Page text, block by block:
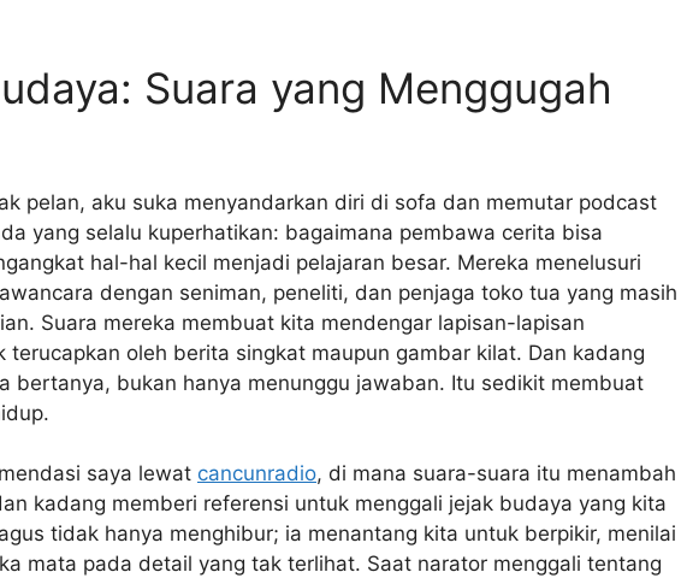
Suara yang Menggugah
pelan, aku suka menyandarkan diri di sofa dan memutar podcast
yang selalu kuperhatikan: bagaimana pembawa cerita bisa
hal-hal kecil menjadi pelajaran besar. Mereka menelusuri
dengan seniman, peneliti, dan penjaga toko tua yang masih
Suara mereka membuat kita mendengar lapisan-lapisan
terucapkan oleh berita singkat maupun gambar kilat. Dan kadang
bertanya, bukan hanya menunggu jawaban. Itu sedikit membuat
saya lewat cancunradio, di mana suara-suara itu menambah
kadang memberi referensi untuk menggali jejak budaya yang kita
tidak hanya menghibur; ia menantang kita untuk berpikir, menilai
mata pada detail yang tak terlihat. Saat narator menggali tentang